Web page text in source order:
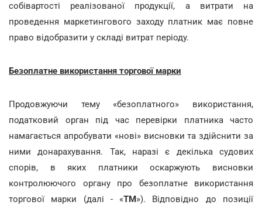
собівартості реалізованої продукції, а витрати на
проведення маркетингового заходу платник має повне
право відобразити у складі витрат періоду.
Безоплатне використання торгової марки
Продовжуючи тему «безоплатного» використання,
податковий орган під час перевірки платника часто
намагається апробувати «нові» висновки та здійснити за
ними донарахування. Так, наразі є декілька судових
спорів, в яких платники оскаржують висновки
контролюючого органу про безоплатне використання
торгової марки (далі - «ТМ»). Відповідно до позиції